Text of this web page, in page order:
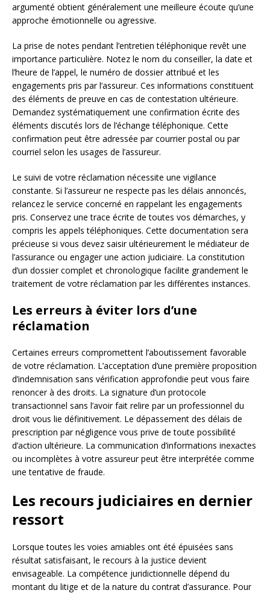
argumenté obtient généralement une meilleure écoute qu’une
approche émotionnelle ou agressive.
La prise de notes pendant l’entretien téléphonique revêt une
importance particulière. Notez le nom du conseiller, la date et
l’heure de l’appel, le numéro de dossier attribué et les
engagements pris par l’assureur. Ces informations constituent
des éléments de preuve en cas de contestation ultérieure.
Demandez systématiquement une confirmation écrite des
éléments discutés lors de l’échange téléphonique. Cette
confirmation peut être adressée par courrier postal ou par
courriel selon les usages de l’assureur.
Le suivi de votre réclamation nécessite une vigilance
constante. Si l’assureur ne respecte pas les délais annoncés,
relancez le service concerné en rappelant les engagements
pris. Conservez une trace écrite de toutes vos démarches, y
compris les appels téléphoniques. Cette documentation sera
précieuse si vous devez saisir ultérieurement le médiateur de
l’assurance ou engager une action judiciaire. La constitution
d’un dossier complet et chronologique facilite grandement le
traitement de votre réclamation par les différentes instances.
Les erreurs à éviter lors d’une
réclamation
Certaines erreurs compromettent l’aboutissement favorable
de votre réclamation. L’acceptation d’une première proposition
d’indemnisation sans vérification approfondie peut vous faire
renoncer à des droits. La signature d’un protocole
transactionnel sans l’avoir fait relire par un professionnel du
droit vous lie définitivement. Le dépassement des délais de
prescription par négligence vous prive de toute possibilité
d’action ultérieure. La communication d’informations inexactes
ou incomplètes à votre assureur peut être interprétée comme
une tentative de fraude.
Les recours judiciaires en dernier
ressort
Lorsque toutes les voies amiables ont été épuisées sans
résultat satisfaisant, le recours à la justice devient
envisageable. La compétence juridictionnelle dépend du
montant du litige et de la nature du contrat d’assurance. Pour